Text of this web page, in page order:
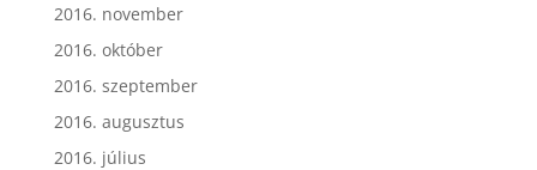
2016. november
2016. október
2016. szeptember
2016. augusztus
2016. július